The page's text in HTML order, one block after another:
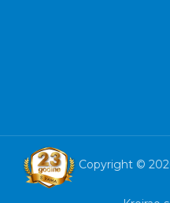
Copyright ©